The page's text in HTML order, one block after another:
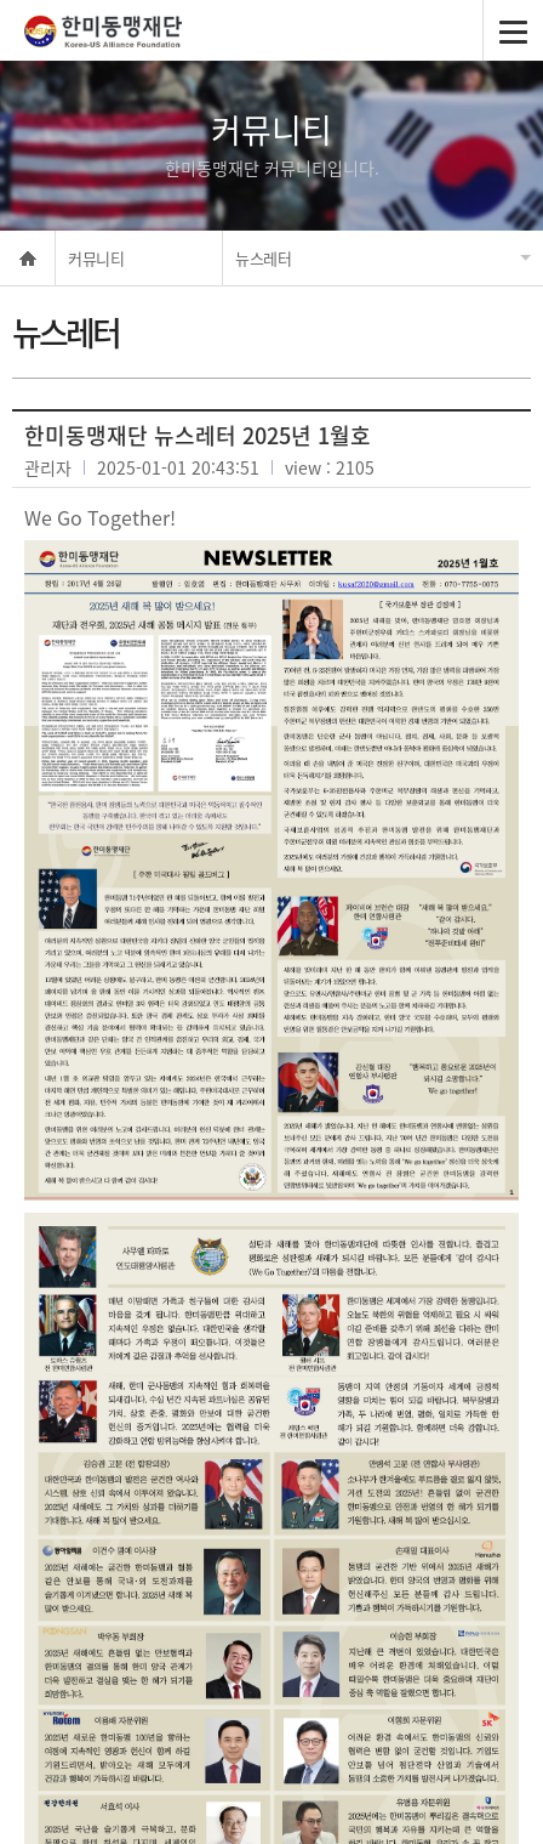
커뮤니티
한미동맹재단 커뮤니티입니다.
커뮤니티 뉴스레터
뉴스레터
한미동맹재단 뉴스레터 2025년 1월호
관리자 2025-01-01 20:43:51 view : 2105
We Go Together!